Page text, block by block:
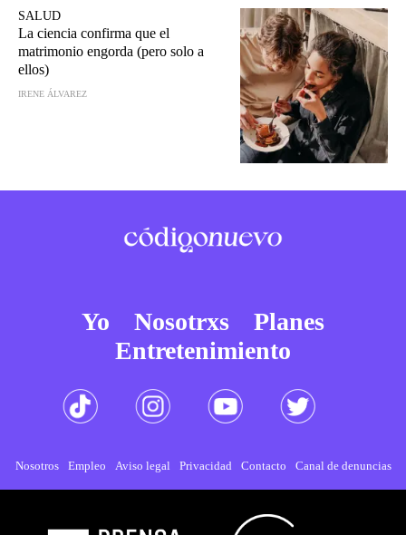
SALUD
La ciencia confirma que el
matrimonio engorda (pero solo a
ellos)
IRENE ÁLVAREZ
Yo Nosotrxs
Planes
Entretenimiento
Nosotros Empleo Aviso legal Privacidad Contacto Canal de denuncias